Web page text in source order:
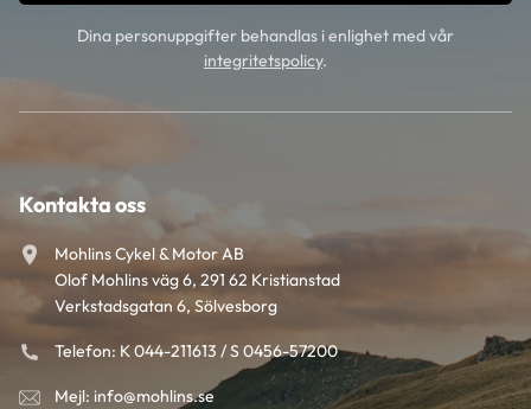
Dina personuppgifter behandlas i enlighet med vår
integritetspolicy.
Kontakta oss
Mohlins Cykel & Motor AB
Olof Mohlins väg 6, 291 62 Kristianstad
Verkstadsgatan 6, Sölvesborg
Telefon: K 044-211613 / S 0456-57200
Mejl: info@mohlins.se